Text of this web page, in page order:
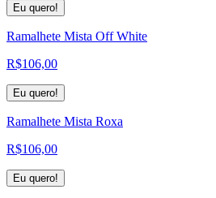
Eu quero!
Ramalhete Mista Off White
R$106,00
Eu quero!
Ramalhete Mista Roxa
R$106,00
Eu quero!